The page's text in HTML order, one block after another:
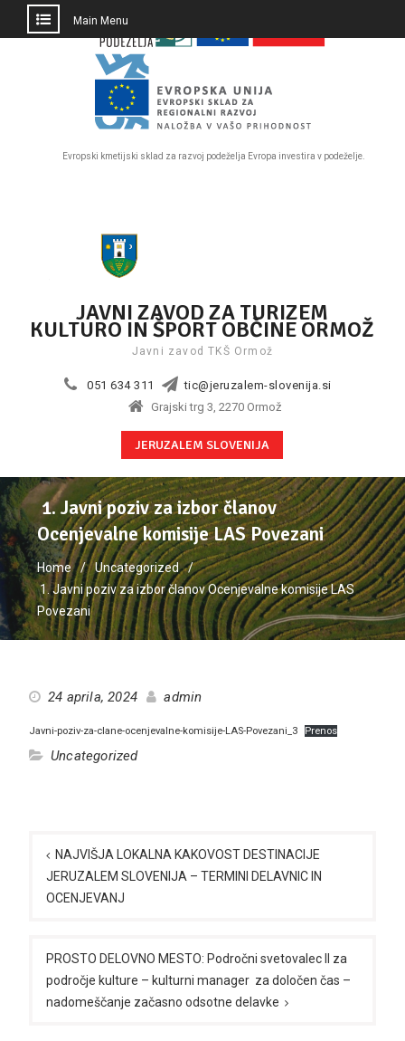
PRESKOČI
Evropski kmetijski sklad za razvoj podeželja Evropa investira v podeželje.
Main Menu
JAVNI ZAVOD ZA TURIZEM
KULTURO IN ŠPORT OBČINE ORMOŽ
Javni zavod TKŠ Ormož
051 634 311
tic@jeruzalem-slovenija.si
Grajski trg 3, 2270 Ormož
JERUZALEM SLOVENIJA
1. Javni poziv za izbor članov
Ocenjevalne komisije LAS Povezani
Home
Uncategorized
1. Javni poziv za izbor članov Ocenjevalne komisije LAS
Povezani
24 aprila, 2024 admin
Javni-poziv-za-clane-ocenjevalne-komisije-LAS-Povezani_3 Prenos
Uncategorized
prispevka
NAJVIŠJA LOKALNA KAKOVOST DESTINACIJE
JERUZALEM SLOVENIJA – TERMINI DELAVNIC IN
OCENJEVANJ
PROSTO DELOVNO MESTO: Področni svetovalec II za
področje kulture – kulturni manager za določen čas –
nadomeščanje začasno odsotne delavke